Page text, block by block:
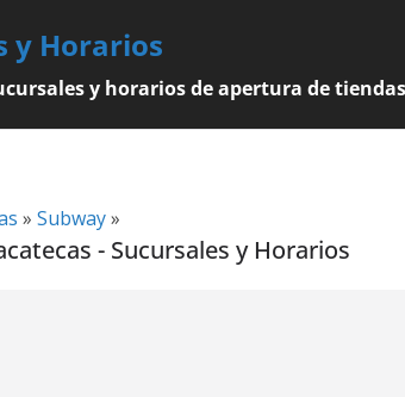
y Horarios
y horarios de apertura de tiendas
» Subway»
- Sucursales y Horarios